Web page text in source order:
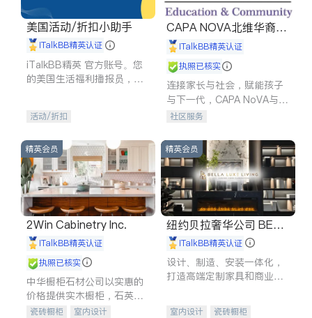
美国活动/折扣小助手
iTalkBB精英认证
iTalkBB精英 官方账号。您
的美国生活福利播报员，精
专属福利。
活动/折扣
CAPA NOVA北维华裔家
长会iTalkBB精英认证
执照已核实
连接家长与社会，赋能孩子
与下一代，CAPA NoVA与您
携手建设包容、公平、充满
社区服务
精英会员
2Win Cabinetry Inc.
iTalkBB精英认证
执照已核实
中华橱柜石材公司以实惠的
价格提供实木橱柜，石英石
台面，多种优质不锈钢水
瓷砖橱柜
室内设计
精英会员
纽约贝拉奢华公司 BELL
A LUXE
iTalkBB精英认证
设计、制造、安装一体化，
打造高端定制家具和商业空
室内设计
瓷砖橱柜